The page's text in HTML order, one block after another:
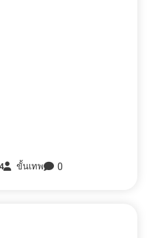
ขั้นเทพ 0